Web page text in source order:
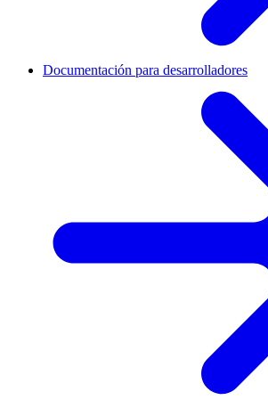
Documentación para desarrolladores